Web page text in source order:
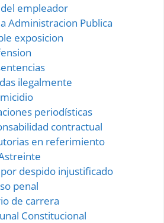
empleador
Administracion Publica
exposicion
ilegalmente
periodísticas
contractual
en referimiento
despido injustificado
penal
de carrera
Constitucional